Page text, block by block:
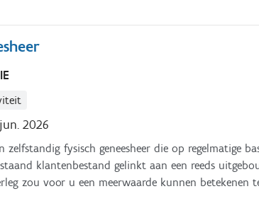
2026
zelfstandig fysisch geneesheer die op regelmatige
klantenbestand gelinkt aan een reeds
zou voor u een meerwaarde kunnen